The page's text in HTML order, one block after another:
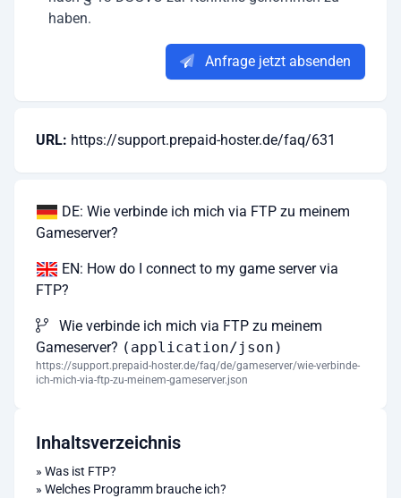
haben.
Anfrage jetzt absenden
URL: https://support.prepaid-hoster.de/faq/631
DE: Wie verbinde ich mich via FTP zu meinem
Gameserver?
EN: How do I connect to my game server via
FTP?
Wie verbinde ich mich via FTP zu meinem
Gameserver? (application/json)
https://support.prepaid-hoster.de/faq/de/gameserver/wie-verbinde-
ich-mich-via-ftp-zu-meinem-gameserver.json
Inhaltsverzeichnis
» Was ist FTP?
» Welches Programm brauche ich?